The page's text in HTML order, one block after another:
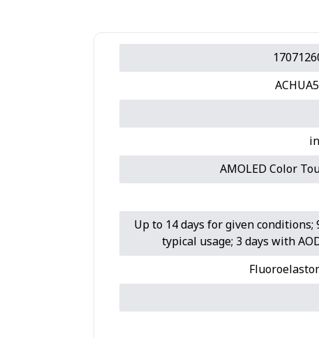
AMOLED Color
Up to 14 days for given conditions;
typical usage; 3 days with